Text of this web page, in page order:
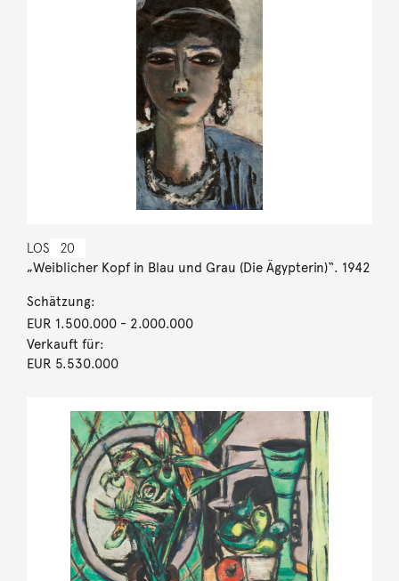
LOS 20
„Weiblicher Kopf in Blau und Grau (Die Ägypterin)“. 1942
Schätzung:
EUR 1.500.000- 2.000.000
Verkauft für:
EUR 5.530.000